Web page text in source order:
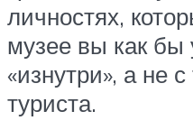
личностях,
музее вы как бы
«изнутри», а не
туриста.